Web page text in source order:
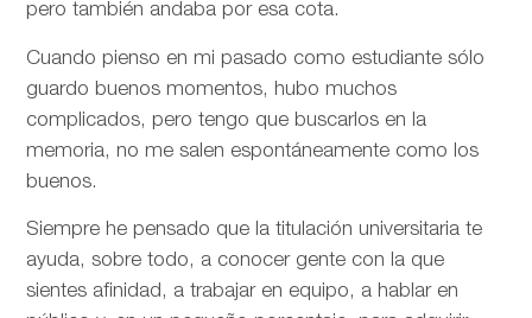
pero también andaba por esa cota.
Cuando pienso en mi pasado como estudiante sólo
guardo buenos momentos, hubo muchos
complicados, pero tengo que buscarlos en la
memoria, no me salen espontáneamente como los
buenos.
Siempre he pensado que la titulación universitaria te
ayuda, sobre todo, a conocer gente con la que
sientes afinidad, a trabajar en equipo, a hablar en